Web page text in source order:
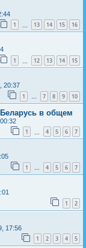
1 13 14 15 16
1 12 13 14 15
20:37
1 … 7 8 9 10
в общем
1 4 5 6 7
1 … 4 5 6 7
1 2
17:56
1 2 3 4 5